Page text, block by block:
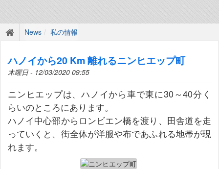
News 私の情報
ハノイから20 Km 離れるニンヒエップ町
木曜日 - 12/03/2020 09:55
ニンヒエップは、ハノイから車で東に30～40分く
らいのところにあります。
ハノイ中心部からロンビエン橋を渡り、田舎道を走
っていくと、街全体が洋服や布であふれる地帯が現
れます。